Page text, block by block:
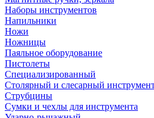
Наборы инструментов
Напильники
Ножи
Ножницы
Паяльное оборудование
Пистолеты
Специализированный
Столярный и слесарный
Струбцины
Сумки и чехлы для инструмента